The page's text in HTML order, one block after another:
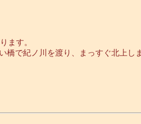
ます。
橋で紀ノ川を渡り、まっすぐ北上し